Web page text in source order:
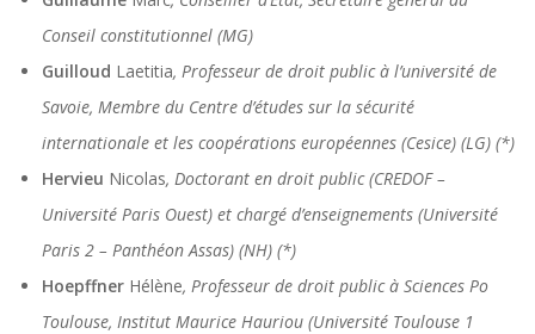
Conseil constitutionnel (MG)
Guilloud Laetitia, Professeur de droit public à l’université de
Savoie, Membre du Centre d’études sur la sécurité
internationale et les coopérations européennes (Cesice) (LG) (*)
Hervieu Nicolas, Doctorant en droit public (CREDOF –
Université Paris Ouest) et chargé d’enseignements (Université
Paris 2 – Panthéon Assas) (NH) (*)
Hoepffner Hélène, Professeur de droit public à Sciences Po
Toulouse, Institut Maurice Hauriou (Université Toulouse 1